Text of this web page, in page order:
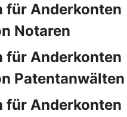
für Anderkonten
Notaren
für Anderkonten
Patentanwälten
für Anderkonten